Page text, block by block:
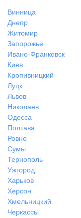
Винница
Днепр
Житомир
Запорожье
Ивано-Франковск
Киев
Кропивницкий
Луцк
Львов
Николаев
Одесса
Полтава
Ровно
Сумы
Тернополь
Ужгород
Харьков
Херсон
Хмельницкий
Черкассы